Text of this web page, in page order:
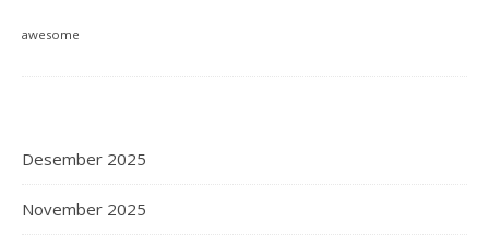
awesome
Desember 2025
November 2025